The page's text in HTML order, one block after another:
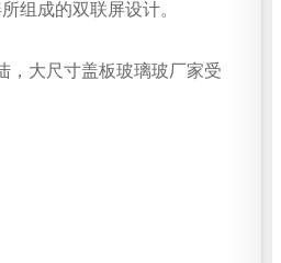
组成的双联屏设计。